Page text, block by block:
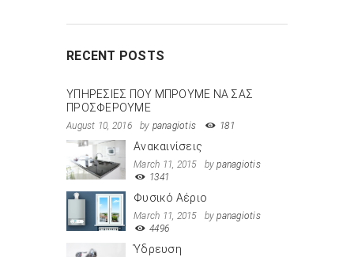
RECENT POSTS
ΥΠΗΡΕΣΙΕΣ ΠΟΥ ΜΠΡΟΥΜΕ ΝΑ ΣΑΣ
ΠΡΟΣΦΕΡΟΥΜΕ
August 10, 2016 by panagiotis 181
Ανακαινίσεις
March 11, 2015 bypanagiotis
1341
Φυσικό Αέριο
March 11, 2015 bypanagiotis
4496
Ύδρευση